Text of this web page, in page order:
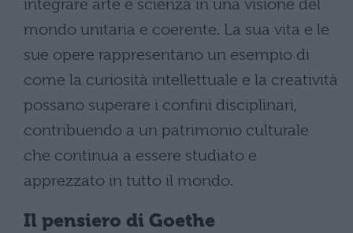
integrare arte e scienza in una visione del
mondo unitaria e coerente. La sua vita e le
sue opere rappresentano un esempio di
come la curiosità intellettuale e la creatività
possano superare i confini disciplinari,
contribuendo a un patrimonio culturale
che continua a essere studiato e
apprezzato in tutto il mondo.
Il pensiero di Goethe